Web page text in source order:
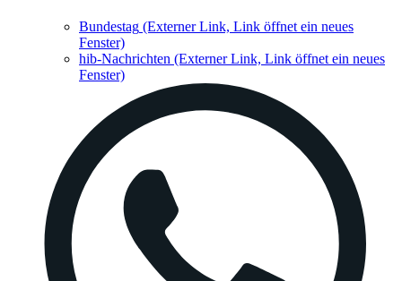
Bundestag (Externer Link, Link öffnet ein neues
Fenster)
hib-Nachrichten (Externer Link, Link öffnet ein neues
Fenster)